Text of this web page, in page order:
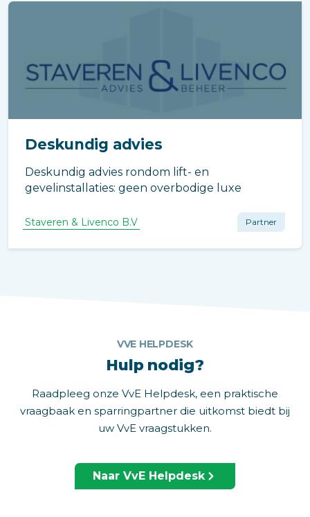
Deskundig advies
Deskundig advies rondom lift- en
gevelinstallaties: geen overbodige luxe
Staveren & Livenco B.V Partner
VVE HELPDESK
Hulp nodig?
Raadpleeg onze VvE Helpdesk, een praktische
vraagbaak en sparringpartner die uitkomst biedt bij
uw VvE vraagstukken.
Naar VvE Helpdesk